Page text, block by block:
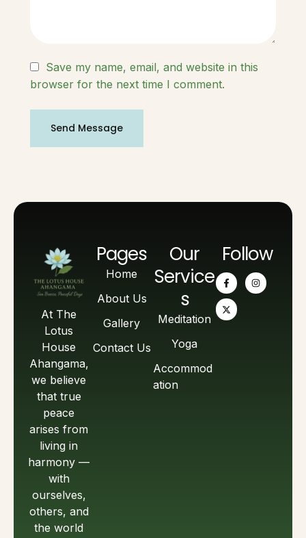
Save my name, email, and website in this
browser for the next time I comment.
Send Message
At The
Lotus
House
Ahangama,
we believe
that true
peace
arises from
living in
harmony —
with
ourselves,
others, and
the world
Pages
Home
About Us
Gallery
Contact Us
Our
Service
s
Meditation
Yoga
Accommod
ation
Follow